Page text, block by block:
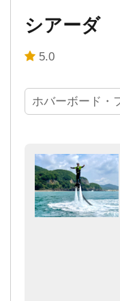
シアーダ
5.0
ホバーボード・